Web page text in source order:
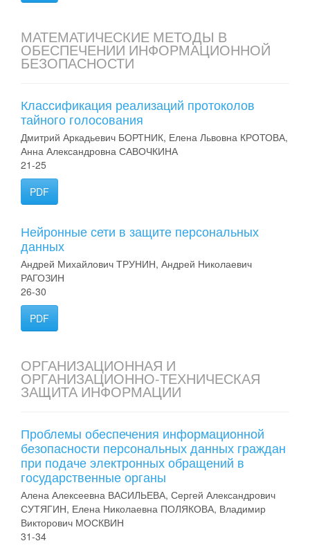
МАТЕМАТИЧЕСКИЕ МЕТОДЫ В
ОБЕСПЕЧЕНИИ ИНФОРМАЦИОННОЙ
БЕЗОПАСНОСТИ
Классификация реализаций протоколов
тайного голосования
Дмитрий Аркадьевич БОРТНИК, Елена Львовна КРОТОВА,
Анна Александровна САВОЧКИНА
21-25
PDF
Нейронные сети в защите персональных
данных
Андрей Михайлович ТРУНИН, Андрей Николаевич
РАГОЗИН
26-30
PDF
ОРГАНИЗАЦИОННАЯ И
ОРГАНИЗАЦИОННО-ТЕХНИЧЕСКАЯ
ЗАЩИТА ИНФОРМАЦИИ
Проблемы обеспечения информационной
безопасности персональных данных граждан
при подаче электронных обращений в
государственные органы
Алена Алексеевна ВАСИЛЬЕВА, Сергей Александрович
СУТЯГИН, Елена Николаевна ПОЛЯКОВА, Владимир
Викторович МОСКВИН
31-34